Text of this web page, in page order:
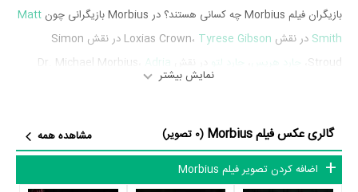
بازیگران فیلم Morbius چه کسانی هستند؟ در Morbius بازیگرانی چون
Matt
Smith در نقش Loxias Crown، Tyrese Gibson
در نقش Simon
Stroud،
جارد هریس جارد لتو
Adria
مایکل کیتون
رفته‌اند که از نظر تعداد بازیگران می‌توان Morbius را یک اثر پربازیگر عنوان
کرد. از این‌لحاظ کارگردانی فیلم Morbius باتوجه به بازی گرفتن از این تعداد
بازیگر و مدیریت آنها کار بسیار دشواری بوده است؛ باید بررسی کرد آیادنیل
نمایش بیشتر
گالری عکس فیلم Morbius (0 تصویر)
مشاهده همه
اضافه کردن تصویر فیلم Morbius